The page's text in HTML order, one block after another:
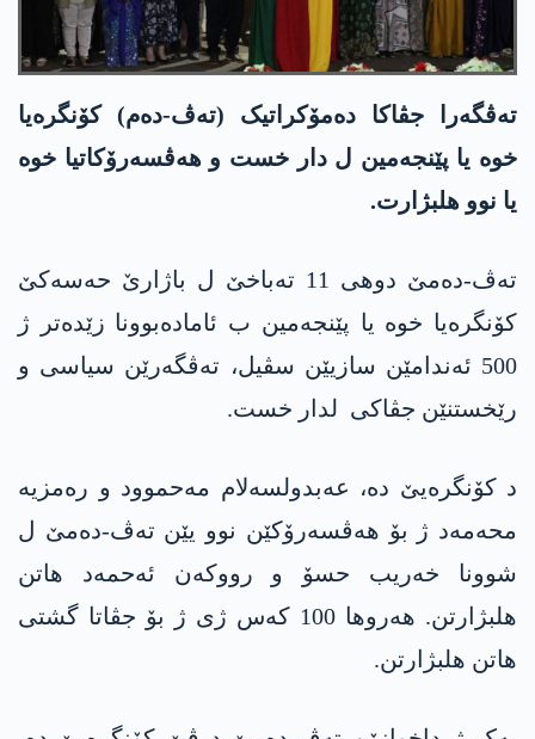
تەڤگەرا جڤاکا دەمۆکراتیک (تەڤ-دەم) کۆنگرەیا
خوە یا پێنجەمین ل دار خست و ھەڤسەرۆکاتیا خوە
یا نوو ھلبژارت.
تەڤ-دەمێ دوھی 11 تەباخێ ل باژارێ حەسەکێ
کۆنگرەیا خوە یا پێنجەمین ب ئامادەبوونا زێدەتر ژ
500 ئەندامێن سازیێن سڤیل، تەڤگەرێن سیاسی و
رێخستنێن جڤاکی لدار خست.
د کۆنگرەیێ دە، عەبدولسەلام مەحموود و رەمزیە
محەمەد ژ بۆ ھەڤسەرۆکێن نوو یێن تەڤ-دەمێ ل
شوونا خەریب حسۆ و رووکەن ئەحمەد ھاتن
ھلبژارتن. ھەروھا 100 کەس ژی ژ بۆ جڤاتا گشتی
ھاتن ھلبژارتن.